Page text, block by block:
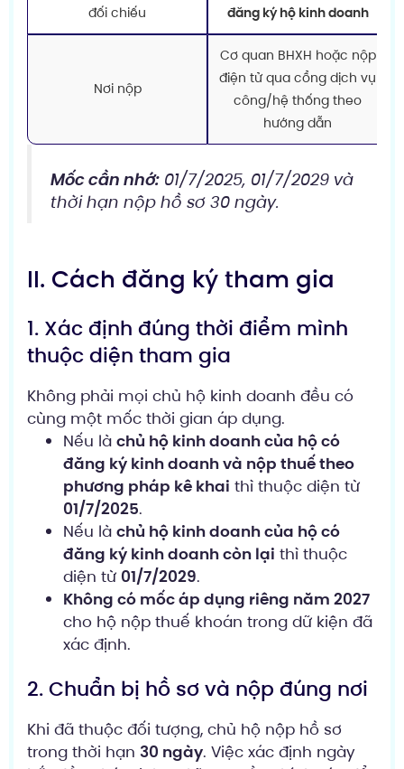
đối chiếu
đăng ký hộ kinh doanh
Nơi nộp
Cơ quan BHXH hoặc nộp
điện tử qua cổng dịch vụ
công/hệ thống theo
hướng dẫn
Mốc cần nhớ:01/7/2025, 01/7/2029 và
thời hạn nộp hồ sơ 30 ngày.
II. Cách đăng ký tham gia
1. Xác định đúng thời điểm mình
thuộc diện tham gia
Không phải mọi chủ hộ kinh doanh đều có
cùng một mốc thời gian áp dụng.
Nếu là chủ hộ kinh doanh của hộ có
đăng ký kinh doanh và nộp thuế theo
phương pháp kê khai thì thuộc diện từ
01/7/2025.
Nếu là chủ hộ kinh doanh của hộ có
đăng ký kinh doanh còn lại thì thuộc
diện từ 01/7/2029.
Không có mốc áp dụng riêng năm 2027
cho hộ nộp thuế khoán trong dữ kiện đã
xác định.
2. Chuẩn bị hồ sơ và nộp đúng nơi
Khi đã thuộc đối tượng, chủ hộ nộp hồ sơ
trong thời hạn 30 ngày. Việc xác định ngày